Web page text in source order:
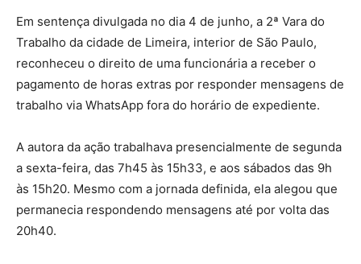
Em sentença divulgada no dia 4 de junho, a 2ª Vara do
Trabalho da cidade de Limeira, interior de São Paulo,
reconheceu o direito de uma funcionária a receber o
pagamento de horas extras por responder mensagens de
trabalho via WhatsApp fora do horário de expediente.
A autora da ação trabalhava presencialmente de segunda
a sexta-feira, das 7h45 às 15h33, e aos sábados das 9h
às 15h20. Mesmo com a jornada definida, ela alegou que
permanecia respondendo mensagens até por volta das
20h40.